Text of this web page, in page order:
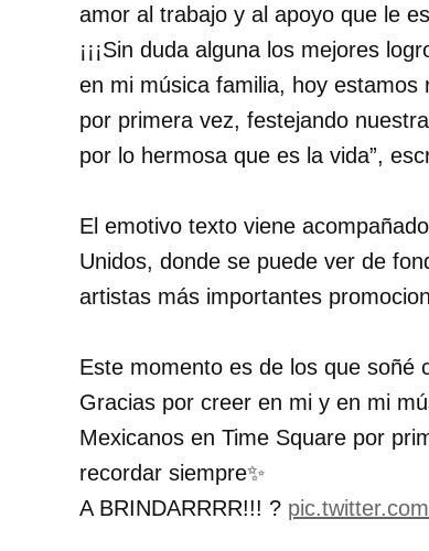
amor al trabajo y al apoyo que le
¡¡¡Sin duda alguna los mejores
en mi música familia, hoy
por primera vez, festejando
por lo hermosa que es la vida”,
El emotivo texto viene
Unidos, donde se puede ver de
artistas más importantes
Este momento es de los que soñé
Gracias por creer en mi y en mi
Mexicanos en Time Square por
recordar siempre✨
A BRINDARRRR!!! ?